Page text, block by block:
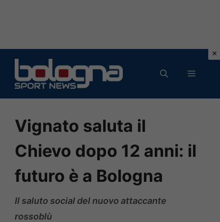
contenuto
MENU
Vignato saluta il
Chievo dopo 12 anni: il
futuro è a Bologna
Il saluto social del nuovo attaccante
rossoblù